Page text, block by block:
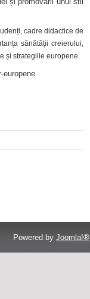
cadre didactice de
sănătății creierului,
și strategiile europene.
europene
Powered by Joomla!®